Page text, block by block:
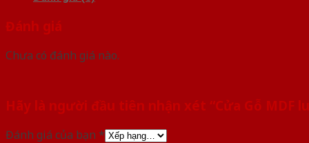
Đánh giá
Chưa có đánh giá nào.
Hãy là người đầu tiên nhận xét “Cửa Gỗ MDF
Đánh giá của bạn *